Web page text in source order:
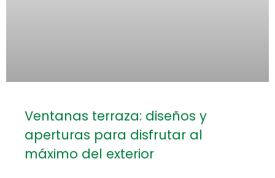
Ventanas terraza: diseños y
aperturas para disfrutar al
máximo del exterior